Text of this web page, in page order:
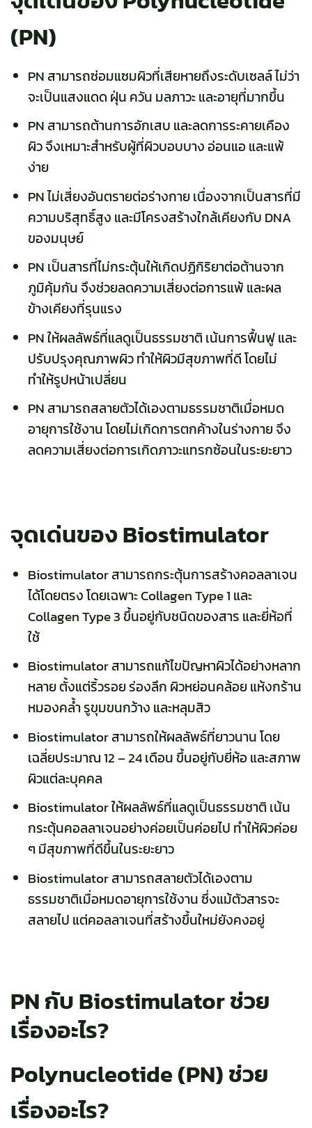
(PN)
PN สามารถซ่อมแซมผิวที่เสียหายถึงระดับเซลล์ ไม่ว่า
จะเป็นแสงแดด ฝุ่น ควัน มลภาวะ และอายุที่มากขึ้น
PN สามารถต้านการอักเสบ และลดการระคายเคือง
ผิว จึงเหมาะสำหรับผู้ที่ผิวบอบบาง อ่อนแอ และแพ้
ง่าย
PN ไม่เสี่ยงอันตรายต่อร่างกาย เนื่องจากเป็นสารที่มี
ความบริสุทธิ์สูง และมีโครงสร้างใกล้เคียงกับ DNA
ของมนุษย์
PN เป็นสารที่ไม่กระตุ้นให้เกิดปฏิกิริยาต่อต้านจาก
ภูมิคุ้มกัน จึงช่วยลดความเสี่ยงต่อการแพ้ และผล
ข้างเคียงที่รุนแรง
PN ให้ผลลัพธ์ที่แลดูเป็นธรรมชาติ เน้นการฟื้นฟู และ
ปรับปรุงคุณภาพผิว ทำให้ผิวมีสุขภาพที่ดี โดยไม่
ทำให้รูปหน้าเปลี่ยน
PN สามารถสลายตัวได้เองตามธรรมชาติเมื่อหมด
อายุการใช้งาน โดยไม่เกิดการตกค้างในร่างกาย จึง
ลดความเสี่ยงต่อการเกิดภาวะแทรกซ้อนในระยะยาว
จุดเด่นของ Biostimulator
Biostimulator สามารถกระตุ้นการสร้างคอลลาเจน
ได้โดยตรง โดยเฉพาะ Collagen Type 1 และ
Collagen Type 3 ขึ้นอยู่กับชนิดของสาร และยี่ห้อที่
ใช้
Biostimulator สามารถแก้ไขปัญหาผิวได้อย่างหลาก
หลาย ตั้งแต่ริ้วรอย ร่องลึก ผิวหย่อนคล้อย แห้งกร้าน
หมองคล้ำ รูขุมขนกว้าง และหลุมสิว
Biostimulator สามารถให้ผลลัพธ์ที่ยาวนาน โดย
เฉลี่ยประมาณ 12 – 24 เดือน ขึ้นอยู่กับยี่ห้อ และสภาพ
ผิวแต่ละบุคคล
Biostimulator ให้ผลลัพธ์ที่แลดูเป็นธรรมชาติ เน้น
กระตุ้นคอลลาเจนอย่างค่อยเป็นค่อยไป ทำให้ผิวค่อย
ๆ มีสุขภาพที่ดีขึ้นในระยะยาว
Biostimulator สามารถสลายตัวได้เองตาม
ธรรมชาติเมื่อหมดอายุการใช้งาน ซึ่งแม้ตัวสารจะ
สลายไป แต่คอลลาเจนที่สร้างขึ้นใหม่ยังคงอยู่
PN กับ Biostimulator ช่วย
เรื่องอะไร?
Polynucleotide(PN) ช่วย
เรื่องอะไร?